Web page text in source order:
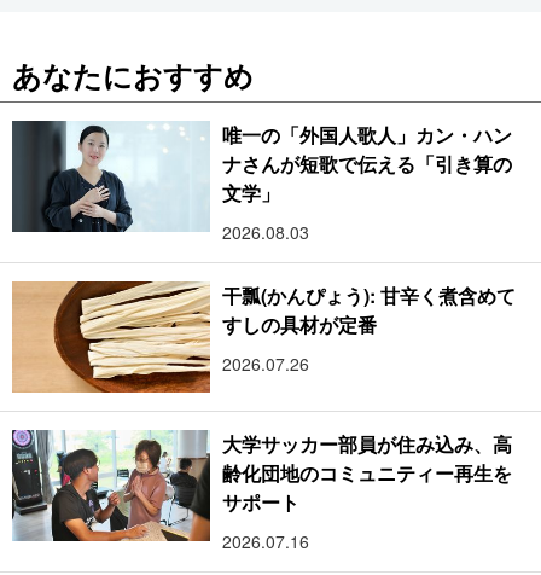
あなたにおすすめ
唯一の「外国人歌人」カン・ハン
ナさんが短歌で伝える「引き算の
文学」
2026.08.03
干瓢(かんぴょう): 甘辛く煮含めて
すしの具材が定番
2026.07.26
大学サッカー部員が住み込み、高
齢化団地のコミュニティー再生を
サポート
2026.07.16